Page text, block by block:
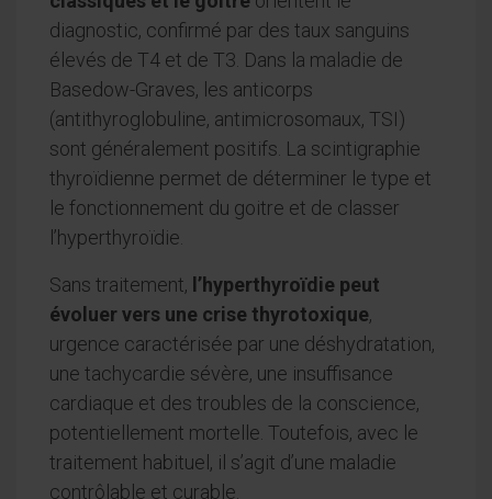
diagnostic, confirmé par des taux sanguins
élevés de T4 et de T3. Dans la maladie de
Basedow-Graves, les anticorps
(antithyroglobuline, antimicrosomaux, TSI)
sont généralement positifs. La scintigraphie
thyroïdienne permet de déterminer le type et
le fonctionnement du goitre et de classer
l’hyperthyroïdie.
Sans traitement, l’hyperthyroïdie peut
évoluer vers une crise thyrotoxique,
urgence caractérisée par une déshydratation,
une tachycardie sévère, une insuffisance
cardiaque et des troubles de la conscience,
potentiellement mortelle. Toutefois, avec le
traitement habituel, il s’agit d’une maladie
contrôlable et curable.